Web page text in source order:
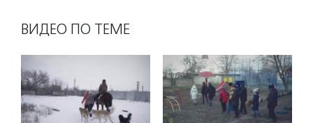
ВИДЕО ПО ТЕМЕ